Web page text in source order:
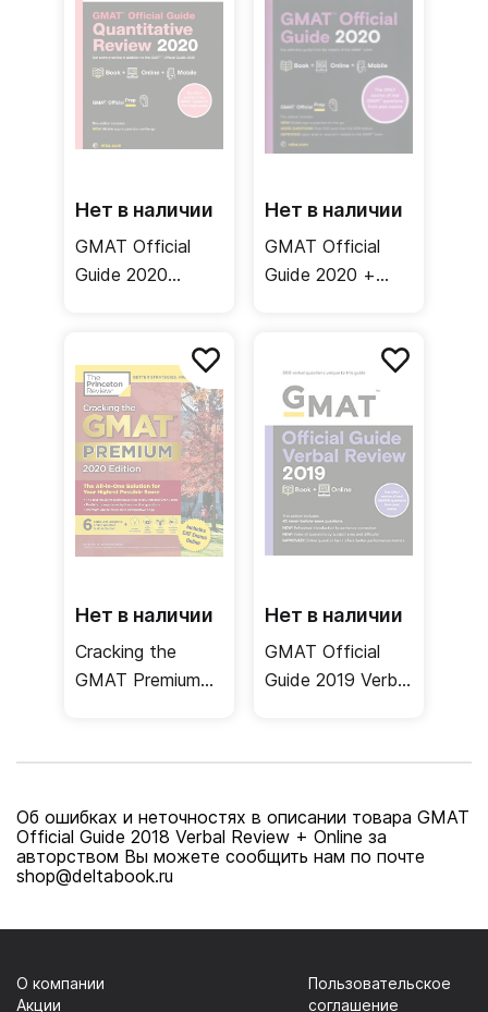
Нет в наличии
GMAT Official
Guide 2020
Нет в наличии
GMAT Official
Guide 2020 +
Нет в наличии
Cracking the
GMAT Premium
Нет в наличии
GMAT Official
Guide 2019 Verbal
Об ошибках и неточностях в описании товара GMAT
Official Guide 2018 Verbal Review + Online за
авторством Вы можете сообщить нам по почте
shop@deltabook.ru
О компании
Акции
Пользовательское
соглашение